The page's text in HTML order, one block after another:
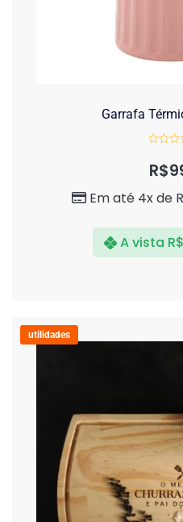
Garrafa
de
R$
Em até 4x de
A vista R$
utilidades